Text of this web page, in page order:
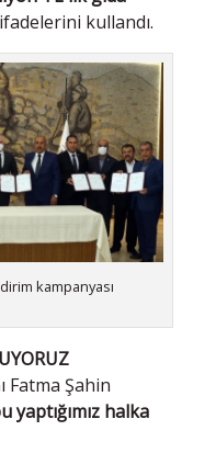
kullandı.
kampanyası
Fatma Şahin
yaptığımız halka